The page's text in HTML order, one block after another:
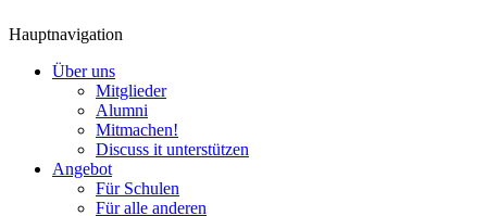
Hauptnavigation
Über uns
Mitglieder
Alumni
Mitmachen!
Discuss it unterstützen
Angebot
Für Schulen
Für alle anderen